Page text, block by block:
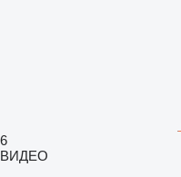
6
ВИДЕО